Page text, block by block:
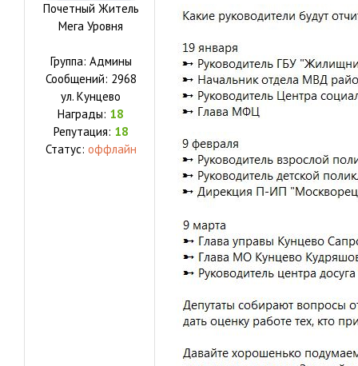
Почетный Житель
Мега Уровня
Группа: Админы
Сообщений: 2968
ул. Кунцево
Награды: 18
Репутация: 18
Статус: оффлайн